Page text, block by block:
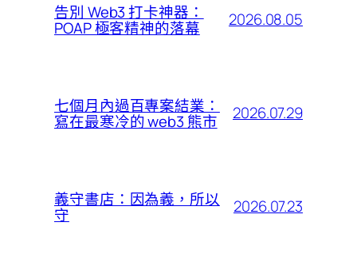
告別 Web3 打卡神器：
POAP 極客精神的落幕 2026.08.05
七個月內過百專案結業：
寫在最寒冷的 web3 熊市 2026.07.29
義守書店：因為義，所以
守 2026.07.23